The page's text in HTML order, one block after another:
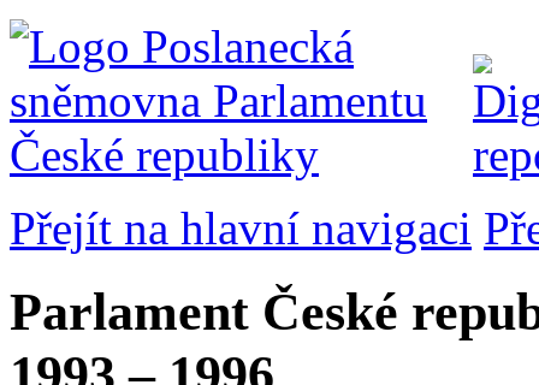
Přejít na hlavní navigaci
Parlament České